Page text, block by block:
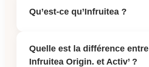
Qu’est-ce qu’Infruitea ?
Quelle est la différence entre
Infruitea Origin. et Activ’ ?